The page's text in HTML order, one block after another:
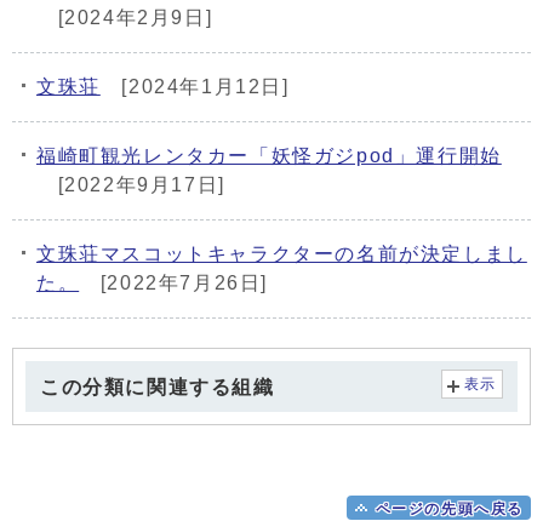
[2024年2月9日]
文珠荘 [2024年1月12日]
福崎町観光レンタカー「妖怪ガジpod」運行開始
[2022年9月17日]
文珠荘マスコットキャラクターの名前が決定しまし
た。
[2022年7月26日]
この分類に関連する組織 表示
ページの先頭へ戻る